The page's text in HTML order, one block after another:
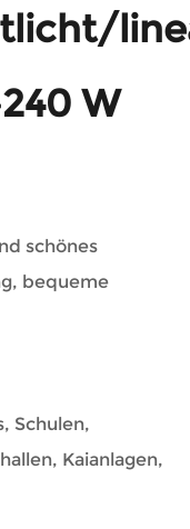
W
schönes
bequeme
Schulen,
Kaianlagen,